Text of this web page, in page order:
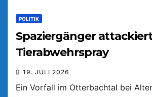
POLITIK
Spaziergänger
Tierabwehrspray
19. JULI 2026
Ein Vorfall im Otterbachtal bei